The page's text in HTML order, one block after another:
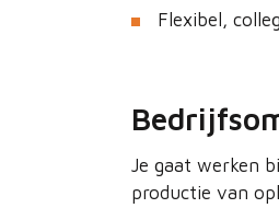
Flexibel,
Je gaat werken
productie van